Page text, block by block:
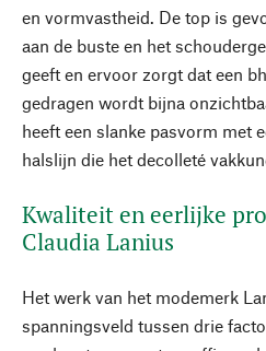
en vormvastheid. De top is
aan de buste en het
geeft en ervoor zorgt dat een
gedragen wordt bijna
heeft een slanke pasvorm met
halslijn die het decolleté
Kwaliteit en eerlijke
Claudia Lanius
Het werk van het modemerk
spanningsveld tussen drie